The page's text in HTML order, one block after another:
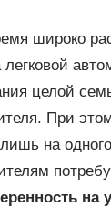
широко
легковой
целой
При
на
на